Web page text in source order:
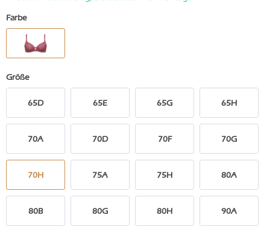
Farbe
Größe
65D 65E 65G 65H
70A 70D 70F 70G
70H 75A 75H 80A
80B 80G 80H 90A